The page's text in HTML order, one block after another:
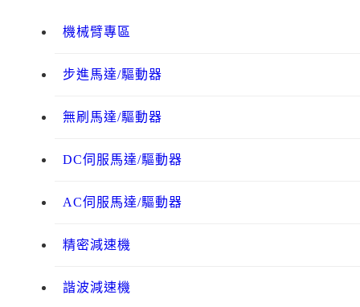
機械臂專區
步進馬達/驅動器
無刷馬達/驅動器
DC伺服馬達/驅動器
AC伺服馬達/驅動器
精密減速機
諧波減速機